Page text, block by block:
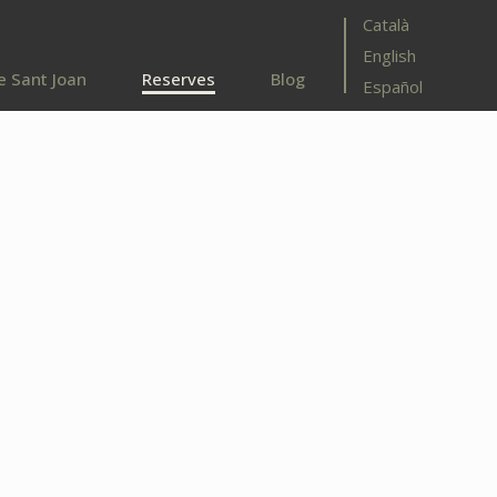
Sant Joan Reserves Blog
Català
English
Español